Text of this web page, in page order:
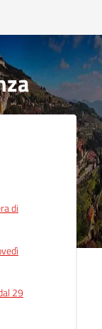
di
29